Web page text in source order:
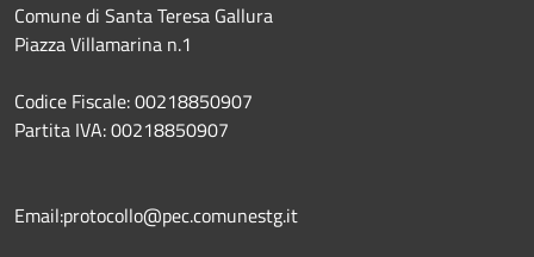
Comune di Santa Teresa Gallura
Piazza Villamarina n.1
Codice Fiscale: 00218850907
Partita IVA: 00218850907
Email:protocollo@pec.comunestg.it